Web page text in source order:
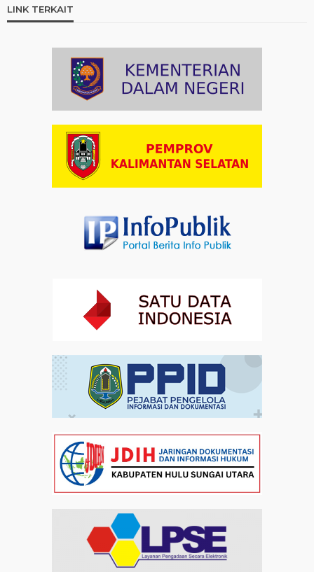
Ini Teks Lengkap Doa Kebangsaan Umat Kristen
Protestan di Monas
Artikel
Paduan Suara yang Menyatukan Harapan untuk
Indonesia
Dalam Zikir dan Doa Kebangsaan, Tio Menemukan
Makna Keberagaman
Artikel 01-08-2026 18:00
Kebangsaan di Monas
31-07-2026 16:04
Pandang terhadap Penyandang Disabilitas
LINK TERKAIT